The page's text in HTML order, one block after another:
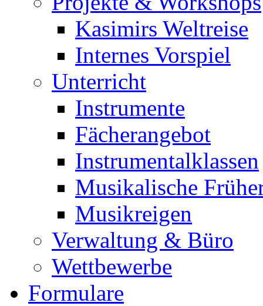
Kasimirs Weltreise
Internes Vorspiel
Unterricht
Instrumente
Fächerangebot
Instrumentalklassen
Musikalische
Musikreigen
Verwaltung & Büro
Wettbewerbe
Formulare